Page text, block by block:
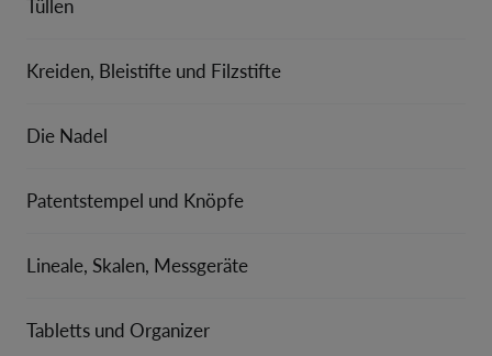
Tüllen
Kreiden, Bleistifte und Filzstifte
Die Nadel
Patentstempel und Knöpfe
Lineale, Skalen, Messgeräte
Tabletts und Organizer